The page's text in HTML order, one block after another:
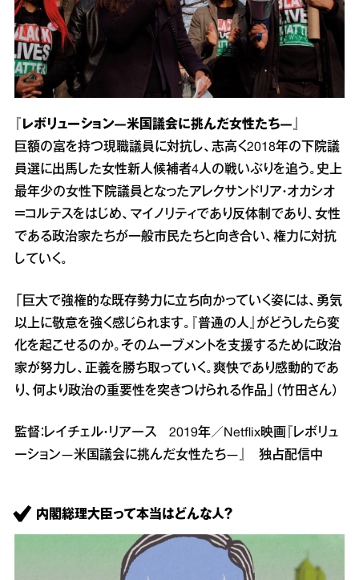
『レボリューション―米国議会に挑んだ女性たち―』
巨額の富を持つ現職議員に対抗し、志高く2018年の下院議
員選に出馬した女性新人候補者4人の戦いぶりを追う。史上
最年少の女性下院議員となったアレクサンドリア・オカシオ
＝コルテスをはじめ、マイノリティであり反体制であり、女性
である政治家たちが一般市民たちと向き合い、権力に対抗
していく。
「巨大で強権的な既存勢力に立ち向かっていく姿には、勇気
以上に敬意を強く感じられます。『普通の人』がどうしたら変
化を起こせるのか。そのムーブメントを支援するために政治
家が努力し、正義を勝ち取っていく。爽快であり感動的であ
り、何より政治の重要性を突きつけられる作品」（竹田さん）
監督：レイチェル・リアース 2019年／Netflix映画『レボリュ
ーション―米国議会に挑んだ女性たち―』 独占配信中
内閣総理大臣って本当はどんな人？